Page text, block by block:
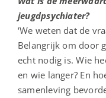
jeugdpsychiater?
‘We weten dat de
Belangrijk om door
echt nodig is. Wie
en wie langer? En
samenleving